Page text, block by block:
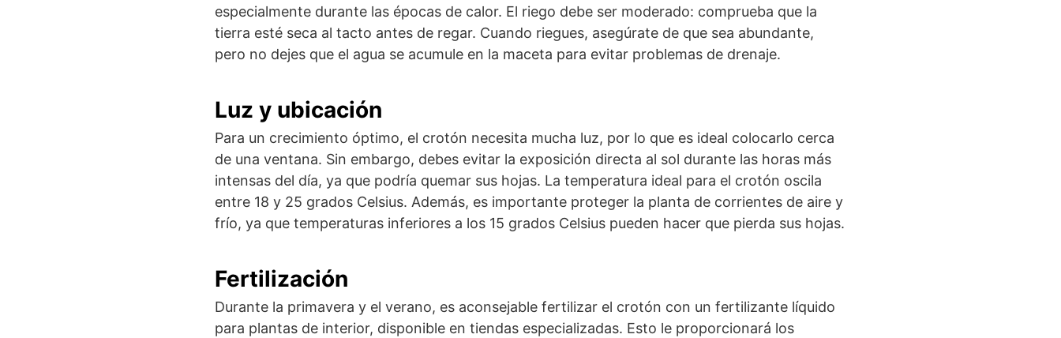
especialmente durante las épocas de calor. El riego debe ser moderado: comprueba que la
tierra esté seca al tacto antes de regar. Cuando riegues, asegúrate de que sea abundante,
pero no dejes que el agua se acumule en la maceta para evitar problemas de drenaje.
Luz y ubicación
Para un crecimiento óptimo, el crotón necesita mucha luz, por lo que es ideal colocarlo cerca
de una ventana. Sin embargo, debes evitar la exposición directa al sol durante las horas más
intensas del día, ya que podría quemar sus hojas. La temperatura ideal para el crotón oscila
entre 18 y 25 grados Celsius. Además, es importante proteger la planta de corrientes de aire y
frío, ya que temperaturas inferiores a los 15 grados Celsius pueden hacer que pierda sus hojas.
Fertilización
Durante la primavera y el verano, es aconsejable fertilizar el crotón con un fertilizante líquido
para plantas de interior, disponible en tiendas especializadas. Esto le proporcionará los